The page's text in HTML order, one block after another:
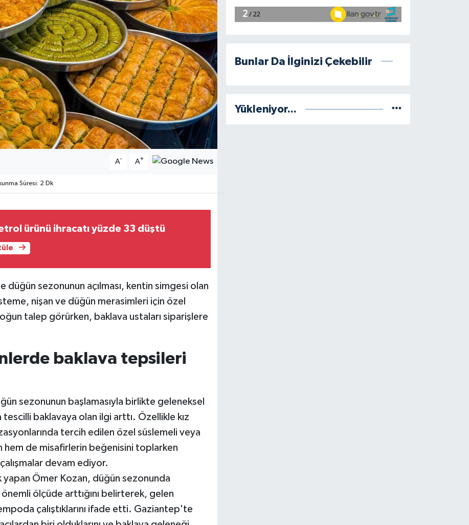
A- A+
Süresi: 2 Dk
ürünü ihracatı yüzde 33 düştü
sezonunun açılması, kentin simgesi olan
nişan ve düğün merasimleri için özel
talep görürken, baklava ustaları siparişlere
baklava tepsileri
sezonunun başlamasıyla birlikte geleneksel
baklavaya olan ilgi arttı. Özellikle kız
tercih edilen özel süslemeli veya
hem de misafirlerin beğenisini toplarken
devam ediyor.
yapan Ömer Kozan, düğün sezonunda
ölçüde arttığını belirterek, gelen
çalıştıklarını ifade etti. Gaziantep'te
Bunlar Da İlginizi Çekebilir
Yükleniyor...